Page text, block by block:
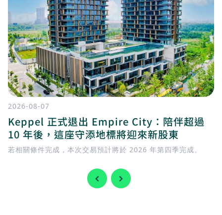
2026-08-07
Keppel 正式退出 Empire City：陪伴超過
10 年後，這座守添地標將迎來新股東
若相關條件完成，本次交易預計將於 2026 年第四季完成。